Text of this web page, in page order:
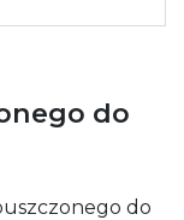
do
do